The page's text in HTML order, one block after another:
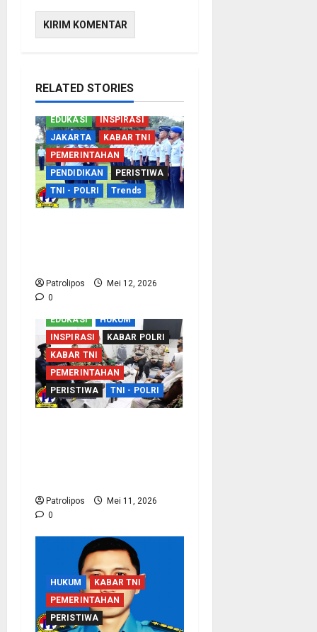
RELATED STORIES
EDUKASI
INSPIRASI
JAKARTA
KABAR TNI
PEMERINTAHAN
PENDIDIKAN
PERISTIWA
TNI - POLRI
Trends
Patrolipos
Mei 12, 2026
0
EDUKASI
HUKUM
INSPIRASI
KABAR POLRI
KABAR TNI
PEMERINTAHAN
PERISTIWA
TNI - POLRI
Patrolipos
Mei 11, 2026
0
HUKUM
KABAR TNI
PEMERINTAHAN
PERISTIWA